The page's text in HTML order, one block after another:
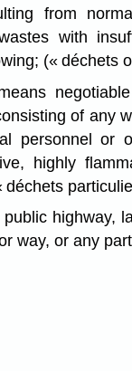
from
with
(« déchets
of any
personnel or
highly
déchets
highway,
way, or any